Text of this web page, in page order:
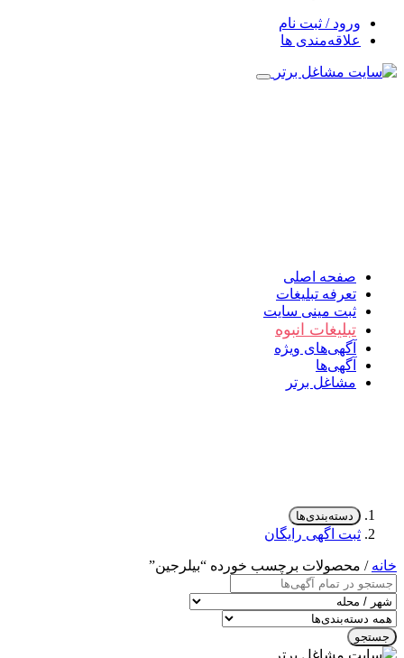
ورود / ثبت نام
علاقه‌مندی ها
صفحه اصلی
تعرفه تبلیغات
ثبت مینی سایت
تبلیغات انبوه
آگهی‌های ویژه
آگهی‌ها
مشاغل برتر
دسته‌بندی‌ها
ثبت اگهی رایگان
خانه / محصولات برچسب خورده “بیلرجین”
جستجو